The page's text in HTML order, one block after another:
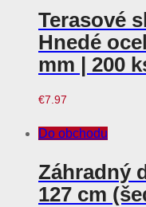
Terasové
Hnedé
mm | 200
€7.97
Do obchodu
Záhradný
127 cm